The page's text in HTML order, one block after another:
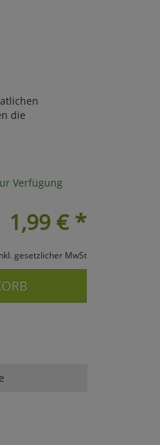
die
Verfügung
1,99 €*
gesetzlicher MwSt